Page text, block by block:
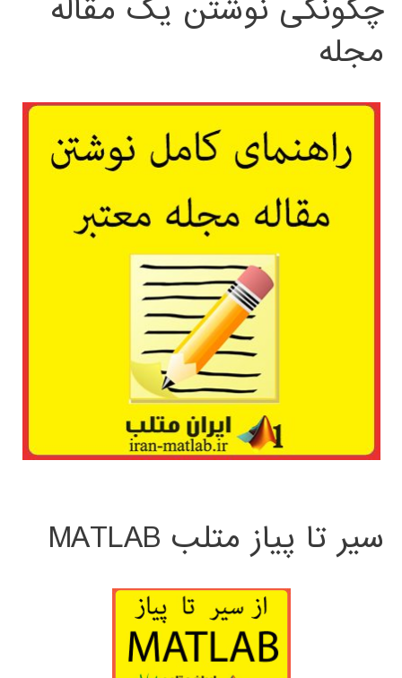
چگونگی نوشتن یک مقاله
مجله
سیر تا پیاز متلب MATLAB